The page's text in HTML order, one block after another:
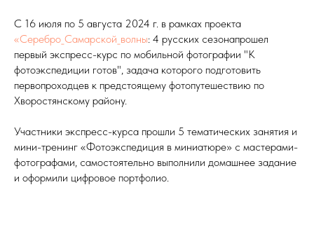
С 16 июля по 5 августа 2024 г. в рамках проекта
«Серебро_Самарской_волны: 4 русских сезонапрошел
первый экспресс-курс по мобильной фотографии "К
фотоэкспедиции готов", задача которого подготовить
первопроходцев к предстоящему фотопутешествию по
Хворостянскому району.
Участники экспресс-курса прошли 5 тематических занятия и
мини-тренинг «Фотоэкспедиция в миниатюре» с мастерами-
фотографами, самостоятельно выполнили домашнее задание
и оформили цифровое портфолио.